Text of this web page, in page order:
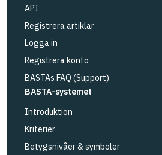
API
Registrera artiklar
Logga in
Registrera konto
BASTAs FAQ (Support)
BASTA-systemet
Introduktion
Kriterier
Betygsnivåer & symboler